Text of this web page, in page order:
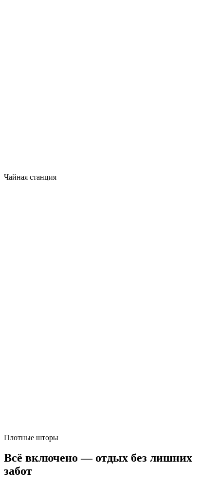
Чайная станция
Плотные шторы
Всё включено — отдых без лишних
забот